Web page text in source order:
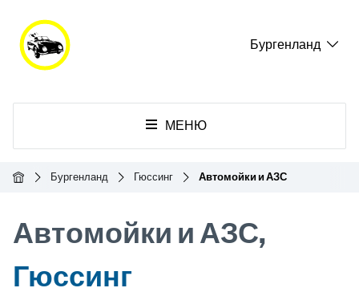
Бургенланд
МЕНЮ
ГлавнаяБургенланд Гюссинг Автомойки и АЗС
Автомойки и АЗС,
Гюссинг